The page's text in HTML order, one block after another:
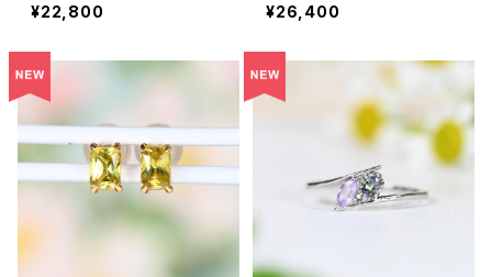
¥22,800
¥26,400